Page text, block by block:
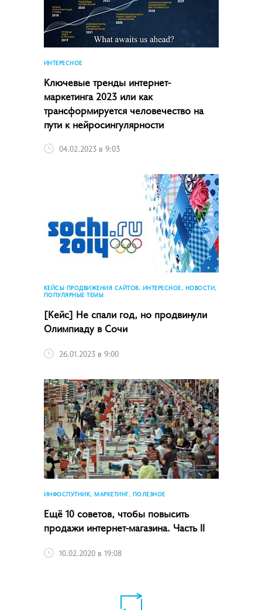
ИНТЕРЕСНОЕ
Ключевые тренды интернет-
маркетинга­ 2023 или как
трансформируется человечество на
пути к нейросингулярности
04.02.2023 в 9:03
КЕЙСЫ ПРОДВИЖЕНИЯ САЙТОВ, ИНТЕРЕСНОЕ, НОВОСТИ,
ПОПУЛЯРНЫЕ ТЕМЫ
[Кейс] Не спали год, но продвинули
Олимпиаду в Сочи
26.01.2023 в 9:00
ИНФОСПУТНИК, МАРКЕТИНГ, ПОЛЕЗНОЕ
Ещё 10 советов, чтобы повысить
продажи интернет-магазина. Часть II
10.02.2020 в 19:08